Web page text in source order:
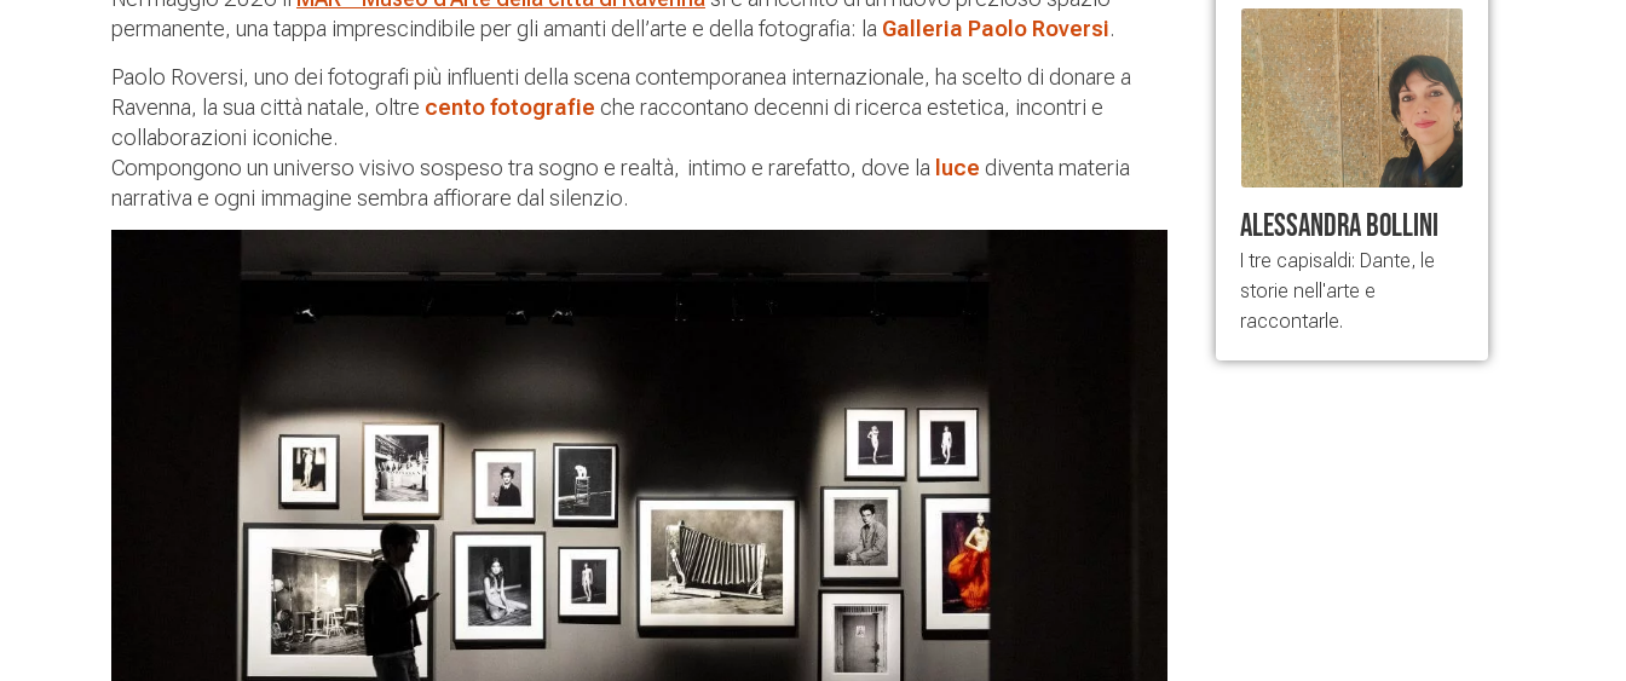
permanente, una tappa imprescindibile per gli amanti dell’arte e della fotografia: la Galleria Paolo Roversi.
Paolo Roversi, uno dei fotografi più influenti della scena contemporanea internazionale, ha scelto di donare a
Ravenna, la sua città natale, oltre cento fotografie che raccontano decenni di ricerca estetica, incontri e
collaborazioni iconiche.
Compongono un universo visivo sospeso tra sogno e realtà, intimo e rarefatto, dove la luce diventa materia
narrativa e ogni immagine sembra affiorare dal silenzio.
Alessandra Bollini
I tre capisaldi: Dante, le
storie nell'arte e
raccontarle.